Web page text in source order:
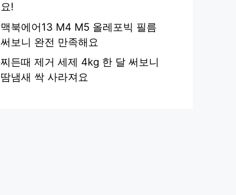
요!
맥북에어13 M4 M5 올레포빅 필름
써보니 완전 만족해요
찌든때 제거 세제 4kg 한 달 써보니
땀냄새 싹 사라져요